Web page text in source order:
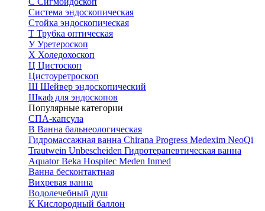
Система эндоскопическая
Стойка эндоскопическая
Т Трубка оптическая
УУретероскоп
Х Холедохоскоп
Ц Цистоскоп
Цистоуретроскоп
Ш Шейвер эндоскопический
Шкаф для эндоскопов
Популярные категории
СПА-капсула
В Ванна бальнеологическая
Гидромассажная ванна Chirana Progress Medexim NeoQi
Trautwein Unbescheiden Гидротерапевтическая ванна
AquatorBeka Hospitec Meden Inmed
Ванна бесконтактная
Вихревая ванна
Водолечебный душ
К Кислородный баллон